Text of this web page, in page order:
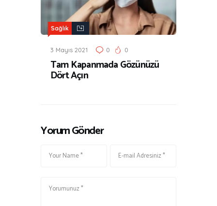
Sağlık
3 Mayıs 2021 0 0
Tam Kapanmada Gözünüzü
Dört Açın
Yorum Gönder